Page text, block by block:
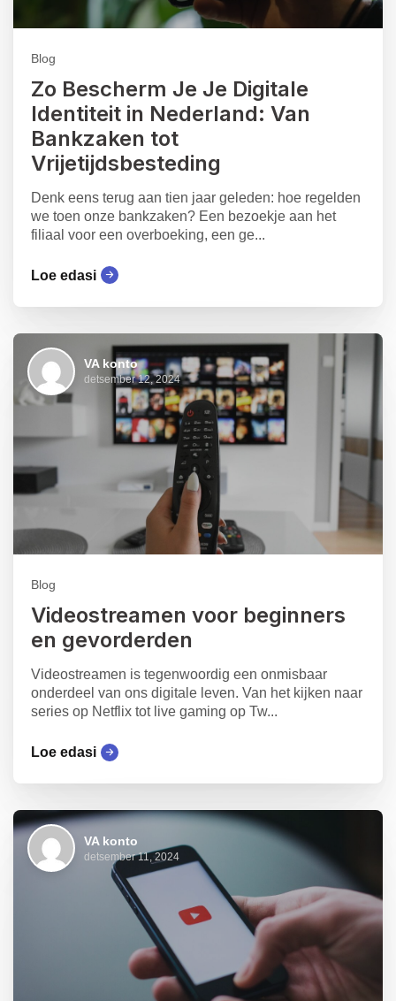
Blog
Zo Bescherm Je Je Digitale
Identiteit in Nederland: Van
Bankzaken tot
Vrijetijdsbesteding
Denk eens terug aan tien jaar geleden: hoe regelden
we toen onze bankzaken? Een bezoekje aan het
filiaal voor een overboeking, een ge...
Loe edasi
VA konto
detsember 12, 2024
Blog
Videostreamen voor beginners
en gevorderden
Videostreamen is tegenwoordig een onmisbaar
onderdeel van ons digitale leven. Van het kijken naar
series op Netflix tot live gaming op Tw...
Loe edasi
VA konto
detsember 11, 2024